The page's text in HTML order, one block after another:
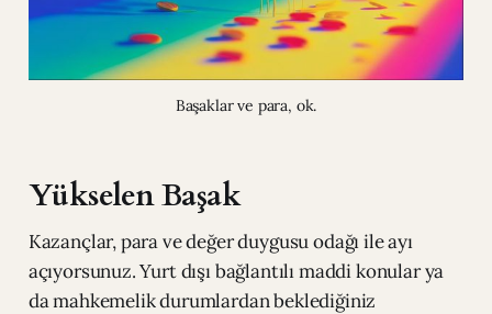
Başaklar ve para, ok.
Yükselen Başak
Kazançlar, para ve değer duygusu odağı ile ayı
açıyorsunuz. Yurt dışı bağlantılı maddi konular ya
da mahkemelik durumlardan beklediğiniz